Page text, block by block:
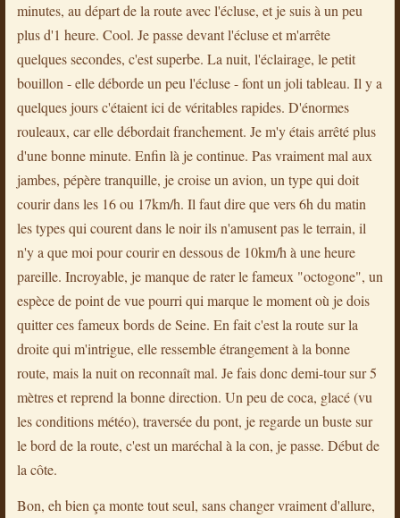
minutes, au départ de la route avec l'écluse, et je suis à un peu
plus d'1 heure. Cool. Je passe devant l'écluse et m'arrête
quelques secondes, c'est superbe. La nuit, l'éclairage, le petit
bouillon - elle déborde un peu l'écluse - font un joli tableau. Il y a
quelques jours c'étaient ici de véritables rapides. D'énormes
rouleaux, car elle débordait franchement. Je m'y étais arrêté plus
d'une bonne minute. Enfin là je continue. Pas vraiment mal aux
jambes, pépère tranquille, je croise un avion, un type qui doit
courir dans les 16 ou 17km/h. Il faut dire que vers 6h du matin
les types qui courent dans le noir ils n'amusent pas le terrain, il
n'y a que moi pour courir en dessous de 10km/h à une heure
pareille. Incroyable, je manque de rater le fameux "octogone", un
espèce de point de vue pourri qui marque le moment où je dois
quitter ces fameux bords de Seine. En fait c'est la route sur la
droite qui m'intrigue, elle ressemble étrangement à la bonne
route, mais la nuit on reconnaît mal. Je fais donc demi-tour sur 5
mètres et reprend la bonne direction. Un peu de coca, glacé (vu
les conditions météo), traversée du pont, je regarde un buste sur
le bord de la route, c'est un maréchal à la con, je passe. Début de
la côte.
Bon, eh bien ça monte tout seul, sans changer vraiment d'allure,